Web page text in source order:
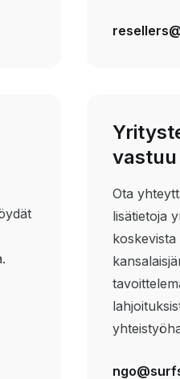
vastuu
Ota
lisätietoja
koskevista